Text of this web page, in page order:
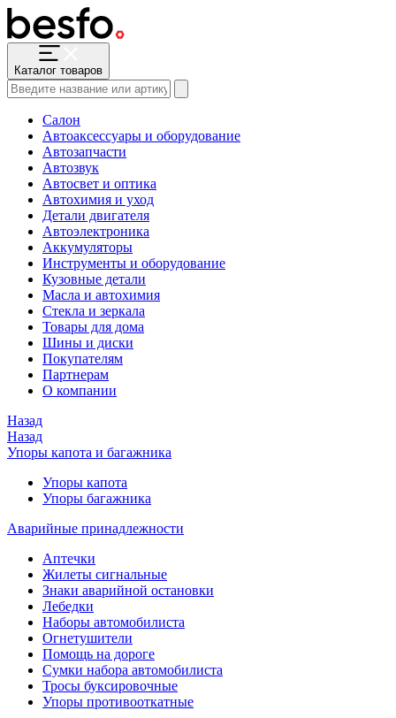
Каталог товаров
Салон
Автоаксессуары и оборудование
Автозапчасти
Автозвук
Автосвет и оптика
Автохимия и уход
Детали двигателя
Автоэлектроника
Аккумуляторы
Инструменты и оборудование
Кузовные детали
Масла и автохимия
Стекла и зеркала
Товары для дома
Шины и диски
Покупателям
Партнерам
О компании
Назад
Назад
Упоры капота и багажника
Упоры капота
Упоры багажника
Аварийные принадлежности
Аптечки
Жилеты сигнальные
Знаки аварийной остановки
Лебедки
Наборы автомобилиста
Огнетушители
Помощь на дороге
Сумки набора автомобилиста
Тросы буксировочные
Упоры противооткатные